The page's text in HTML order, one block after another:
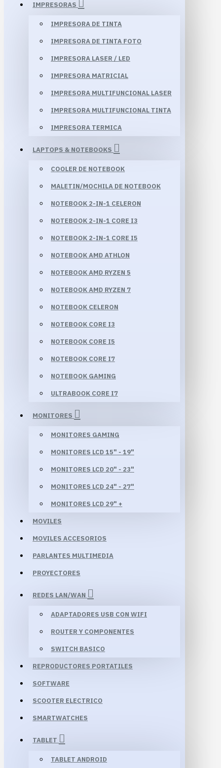
IMPRESORAS
IMPRESORA DE TINTA
IMPRESORA DE TINTA FOTO
IMPRESORA LASER / LED
IMPRESORA MATRICIAL
IMPRESORA MULTIFUNCIONAL LASER
IMPRESORA MULTIFUNCIONAL TINTA
IMPRESORA TERMICA
LAPTOPS & NOTEBOOKS
COOLER DE NOTEBOOK
MALETIN/MOCHILA DE NOTEBOOK
NOTEBOOK 2-IN-1 CELERON
NOTEBOOK 2-IN-1 CORE I3
NOTEBOOK 2-IN-1 CORE I5
NOTEBOOK AMD ATHLON
NOTEBOOK AMD RYZEN 5
NOTEBOOK AMD RYZEN 7
NOTEBOOK CELERON
NOTEBOOK CORE I3
NOTEBOOK CORE I5
NOTEBOOK CORE I7
NOTEBOOK GAMING
ULTRABOOK CORE I7
MONITORES
MONITORES GAMING
MONITORES LCD 15" - 19"
MONITORES LCD 20" - 23"
MONITORES LCD 24" - 27"
MONITORES LCD 29" +
MOVILES
MOVILES ACCESORIOS
PARLANTES MULTIMEDIA
PROYECTORES
REDES LAN/WAN
ADAPTADORES USB CON WIFI
ROUTER Y COMPONENTES
SWITCH BASICO
REPRODUCTORES PORTATILES
SOFTWARE
SCOOTER ELECTRICO
SMARTWATCHES
TABLET
TABLET ANDROID